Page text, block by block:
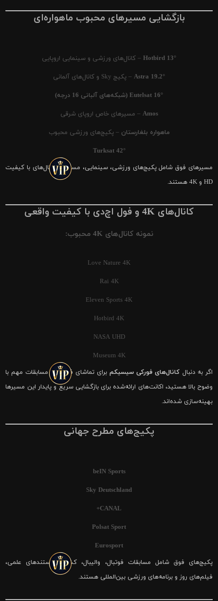
بازگشایی مسیرهای محبوب ماهواره‌ای
Hotbird 13° – کانال‌های ورزشی و سینمایی اروپایی
Astra 19.2° – پکیج Sky و کانال‌های آلمانی
Eutelsat 16° (شبکه‌های آلبانی 16 درجه)
Amos – مسیرهای خاص اروپای شرقی
ماهواره بلغارستان – پکیج‌های ورزشی محبوب
Turksat 42°
مسیرهای فوق شامل پکیج‌های ورزشی، سینمایی، مستند و کانال‌های با کیفیت
HD و 4K هستند.
کانال‌های 4K و فول اچ‌دی با کیفیت واقعی
نمونه کانال‌های 4K محبوب:
Love Nature 4K
Rai 4K
Eleven Sports 4K
Hotbird 4K
NASA UHD
Museum 4K
اگر به دنبال کانال‌های فورکی سیسیکمبرای تماشای فوتبال و مسابقات مهم با
وضوح بالا هستید، اکانت‌های ارائه‌شده برای بازگشایی سریع و پایدار این مسیرها
بهینه‌سازی شده‌اند.
پکیج‌های مطرح جهانی
beIN Sports
Sky Deutschland
CANAL+
Polsat Sport
Eurosport
پکیج‌های فوق شامل مسابقات فوتبال، والیبال، کشتی، مستندهای علمی،
فیلم‌های روز و برنامه‌های ورزشی بین‌المللی هستند.